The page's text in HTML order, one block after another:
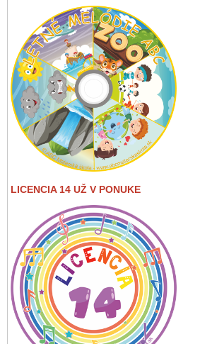
LICENCIA 14 UŽ V PONUKE